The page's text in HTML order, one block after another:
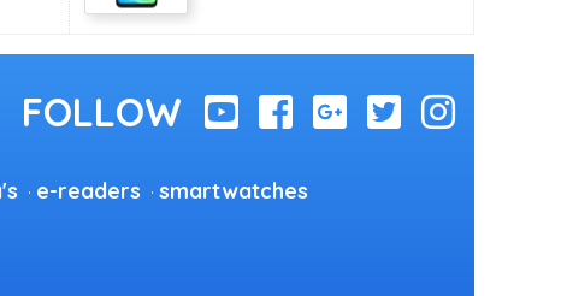
e-readers smartwatches